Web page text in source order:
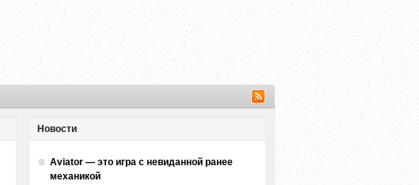
Новости
Aviator — это игра с невиданной ранее
механикой